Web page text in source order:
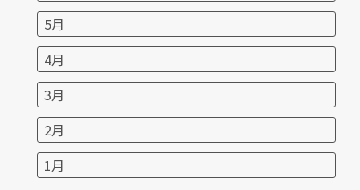
5月
4月
3月
2月
1月